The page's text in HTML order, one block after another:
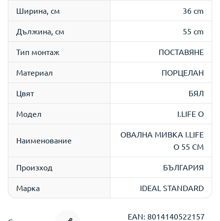
Ширина, см 36 cm
Дължина, см 55 cm
Тип монтаж ПОСТАВЯНЕ
Материал ПОРЦЕЛАН
Цвят БЯЛ
Модел I.LIFE O
Наименование
ОВАЛНА МИВКА I.LIFE
O 55 СМ
Произход БЪЛГАРИЯ
Марка IDEAL STANDARD
EAN: 8014140522157